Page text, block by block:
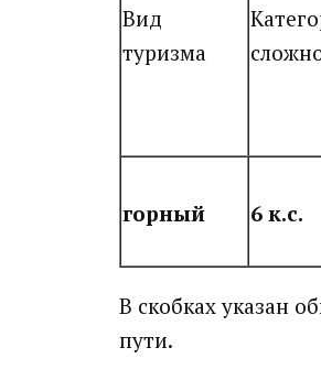
Вид
туризма
горный 6 к.с.
В скобках указан
пути.